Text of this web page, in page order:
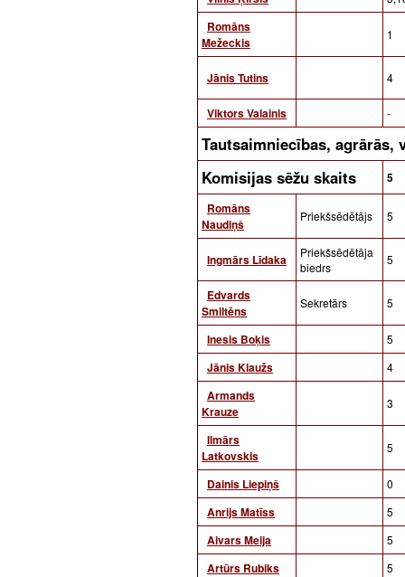
Romāns
Mežeckis
1
Jānis Tutins 4
Viktors Valainis -
Tautsaimniecības,
Komisijas sēžu skaits
5
Romāns
Naudiņš
Priekšsēdētājs 5
Ingmārs Līdaka
Priekšsēdētāja
biedrs
5
Edvards
Smiltēns
Sekretārs 5
Inesis Boķis 5
Jānis Klaužs 4
Armands
Krauze
3
Ilmārs
Latkovskis
5
Dainis Liepiņš 0
Anrijs Matīss 5
Aivars Meija 5
Artūrs Rubiks 5